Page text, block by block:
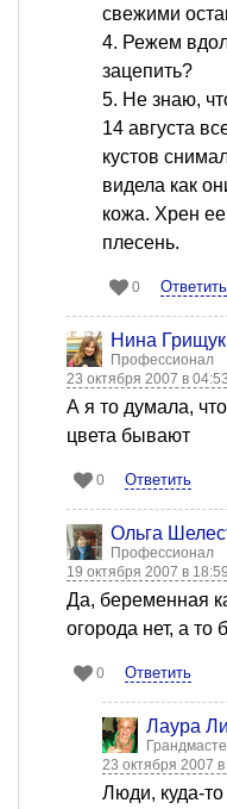
свежими
4. Режем
зацепить?
5. Не знаю,
14 августа
кустов
видела как
кожа. Хрен ее
плесень.
0 Ответить
Нина Грищук
Профессионал
23 октября 2007 в 04:53
А я то думала,
цвета бывают
0 Ответить
Ольга
Профессионал
19 октября 2007 в 18:59
Да, беременная
огорода нет, а то
0 Ответить
Лаура Ли
23 октября 2007
Люди, куда-то